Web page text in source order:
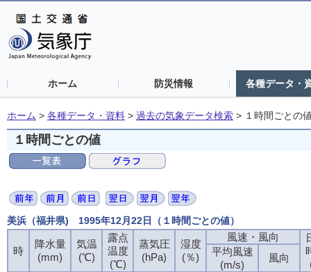
ホーム 防災情報 各種データ・
ホーム > 各種データ・資料 > 過去の気象データ検索 > １時間ごとの
１時間ごとの値
美浜（福井県) 1995年12月22日（１時間ごとの値）
時
降水量
(mm)
気温
(℃)
露点
温度
(℃)
蒸気圧
(hPa)
湿度
(％)
風速・風向
平均風速
(m/s)
風向
時
降水量
(mm)
気温
(℃)
露点
温度
(℃)
蒸気圧
(hPa)
湿度
(％)
風速・風向
平均風速
(m/s)
風向
時
降水量
(mm)
気温
(℃)
露点
温度
(℃)
蒸気圧
(hPa)
湿度
(％)
風速・風向
平均風速
(m/s)
風向
時
降水量
(mm)
気温
(℃)
露点
温度
(℃)
蒸気圧
(hPa)
湿度
(％)
風速・風向
平均風速
(m/s)
風向